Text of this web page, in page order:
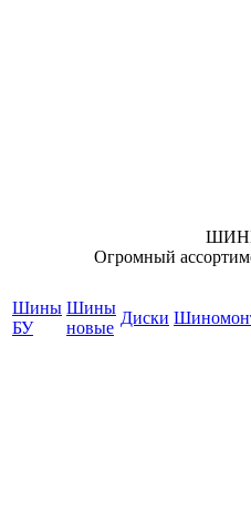
Огромный
Шины
БУ
Шины
новые
Диски